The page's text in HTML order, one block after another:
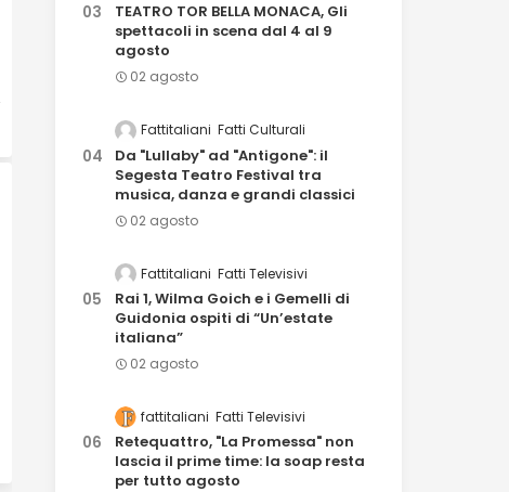
TEATRO TOR BELLA MONACA, Gli
spettacoli in scena dal 4 al 9
agosto
02 agosto
Fattitaliani Fatti Culturali
Da "Lullaby" ad "Antigone": il
Segesta Teatro Festival tra
musica, danza e grandi classici
02 agosto
Fattitaliani Fatti Televisivi
Rai 1, Wilma Goich e i Gemelli di
Guidonia ospiti di “Un’estate
italiana”
02 agosto
fattitaliani Fatti Televisivi
Retequattro, "La Promessa" non
lascia il prime time: la soap resta
per tutto agosto